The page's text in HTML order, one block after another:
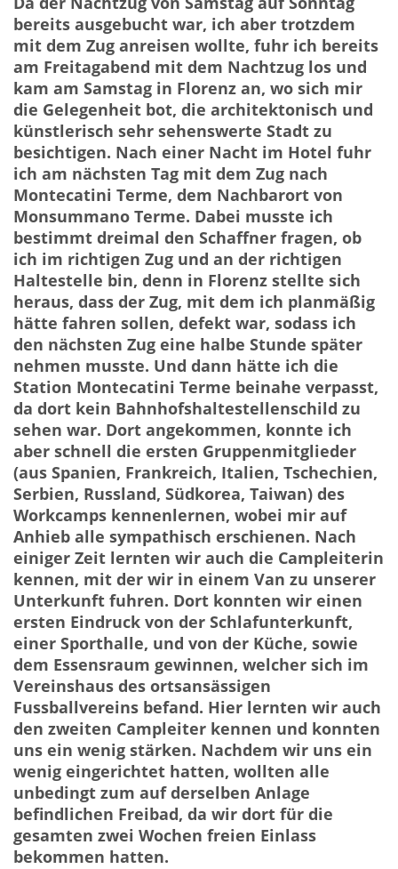
bereits ausgebucht war, ich aber trotzdem
mit dem Zug anreisen wollte, fuhr ich bereits
am Freitagabend mit dem Nachtzug los und
kam am Samstag in Florenz an, wo sich mir
die Gelegenheit bot, die architektonisch und
künstlerisch sehr sehenswerte Stadt zu
besichtigen. Nach einer Nacht im Hotel fuhr
ich am nächsten Tag mit dem Zug nach
Montecatini Terme, dem Nachbarort von
Monsummano Terme. Dabei musste ich
bestimmt dreimal den Schaffner fragen, ob
ich im richtigen Zug und an der richtigen
Haltestelle bin, denn in Florenz stellte sich
heraus, dass der Zug, mit dem ich planmäßig
hätte fahren sollen, defekt war, sodass ich
den nächsten Zug eine halbe Stunde später
nehmen musste. Und dann hätte ich die
Station Montecatini Terme beinahe verpasst,
da dort kein Bahnhofshaltestellenschild zu
sehen war. Dort angekommen, konnte ich
aber schnell die ersten Gruppenmitglieder
(aus Spanien, Frankreich, Italien, Tschechien,
Serbien, Russland, Südkorea, Taiwan) des
Workcamps kennenlernen, wobei mir auf
Anhieb alle sympathisch erschienen. Nach
einiger Zeit lernten wir auch die Campleiterin
kennen, mit der wir in einem Van zu unserer
Unterkunft fuhren. Dort konnten wir einen
ersten Eindruck von der Schlafunterkunft,
einer Sporthalle, und von der Küche, sowie
dem Essensraum gewinnen, welcher sich im
Vereinshaus des ortsansässigen
Fussballvereins befand. Hier lernten wir auch
den zweiten Campleiter kennen und konnten
uns ein wenig stärken. Nachdem wir uns ein
wenig eingerichtet hatten, wollten alle
unbedingt zum auf derselben Anlage
befindlichen Freibad, da wir dort für die
gesamten zwei Wochen freien Einlass
bekommen hatten.